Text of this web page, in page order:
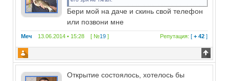
Бери мой на даче и скинь свой телефон
или позвони мне
Меч 13.06.2014 • 15:28 [ №19 ] Репутация: [+ 42 ]
Открытие состоялось, хотелось бы